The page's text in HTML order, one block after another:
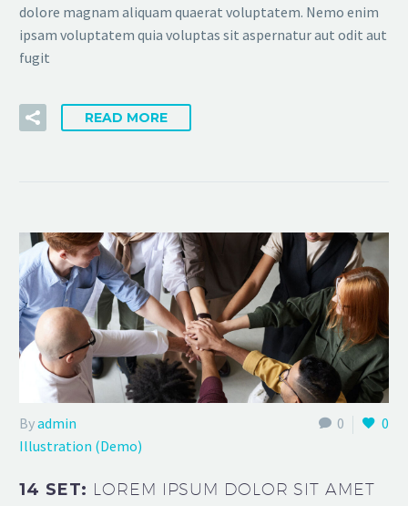
dolore magnam aliquam quaerat voluptatem. Nemo enim
ipsam voluptatem quia voluptas sit aspernatur aut odit aut
fugit
READ MORE
0 0
Byadmin
Illustration (Demo)
14 SET: LOREM IPSUM DOLOR SIT AMET